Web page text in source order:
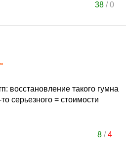
38 /0
восстановление такого гумна
серьезного = стоимости
8/4